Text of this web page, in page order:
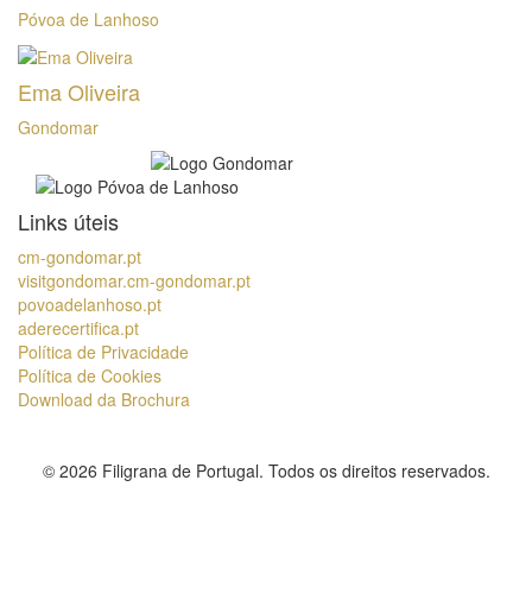
Póvoa de Lanhoso
Ema Oliveira
Gondomar
Links úteis
cm-gondomar.pt
visitgondomar.cm-gondomar.pt
povoadelanhoso.pt
aderecertifica.pt
Política de Privacidade
Política de Cookies
Download da Brochura
© 2026 Filigrana de Portugal. Todos os direitos reservados.